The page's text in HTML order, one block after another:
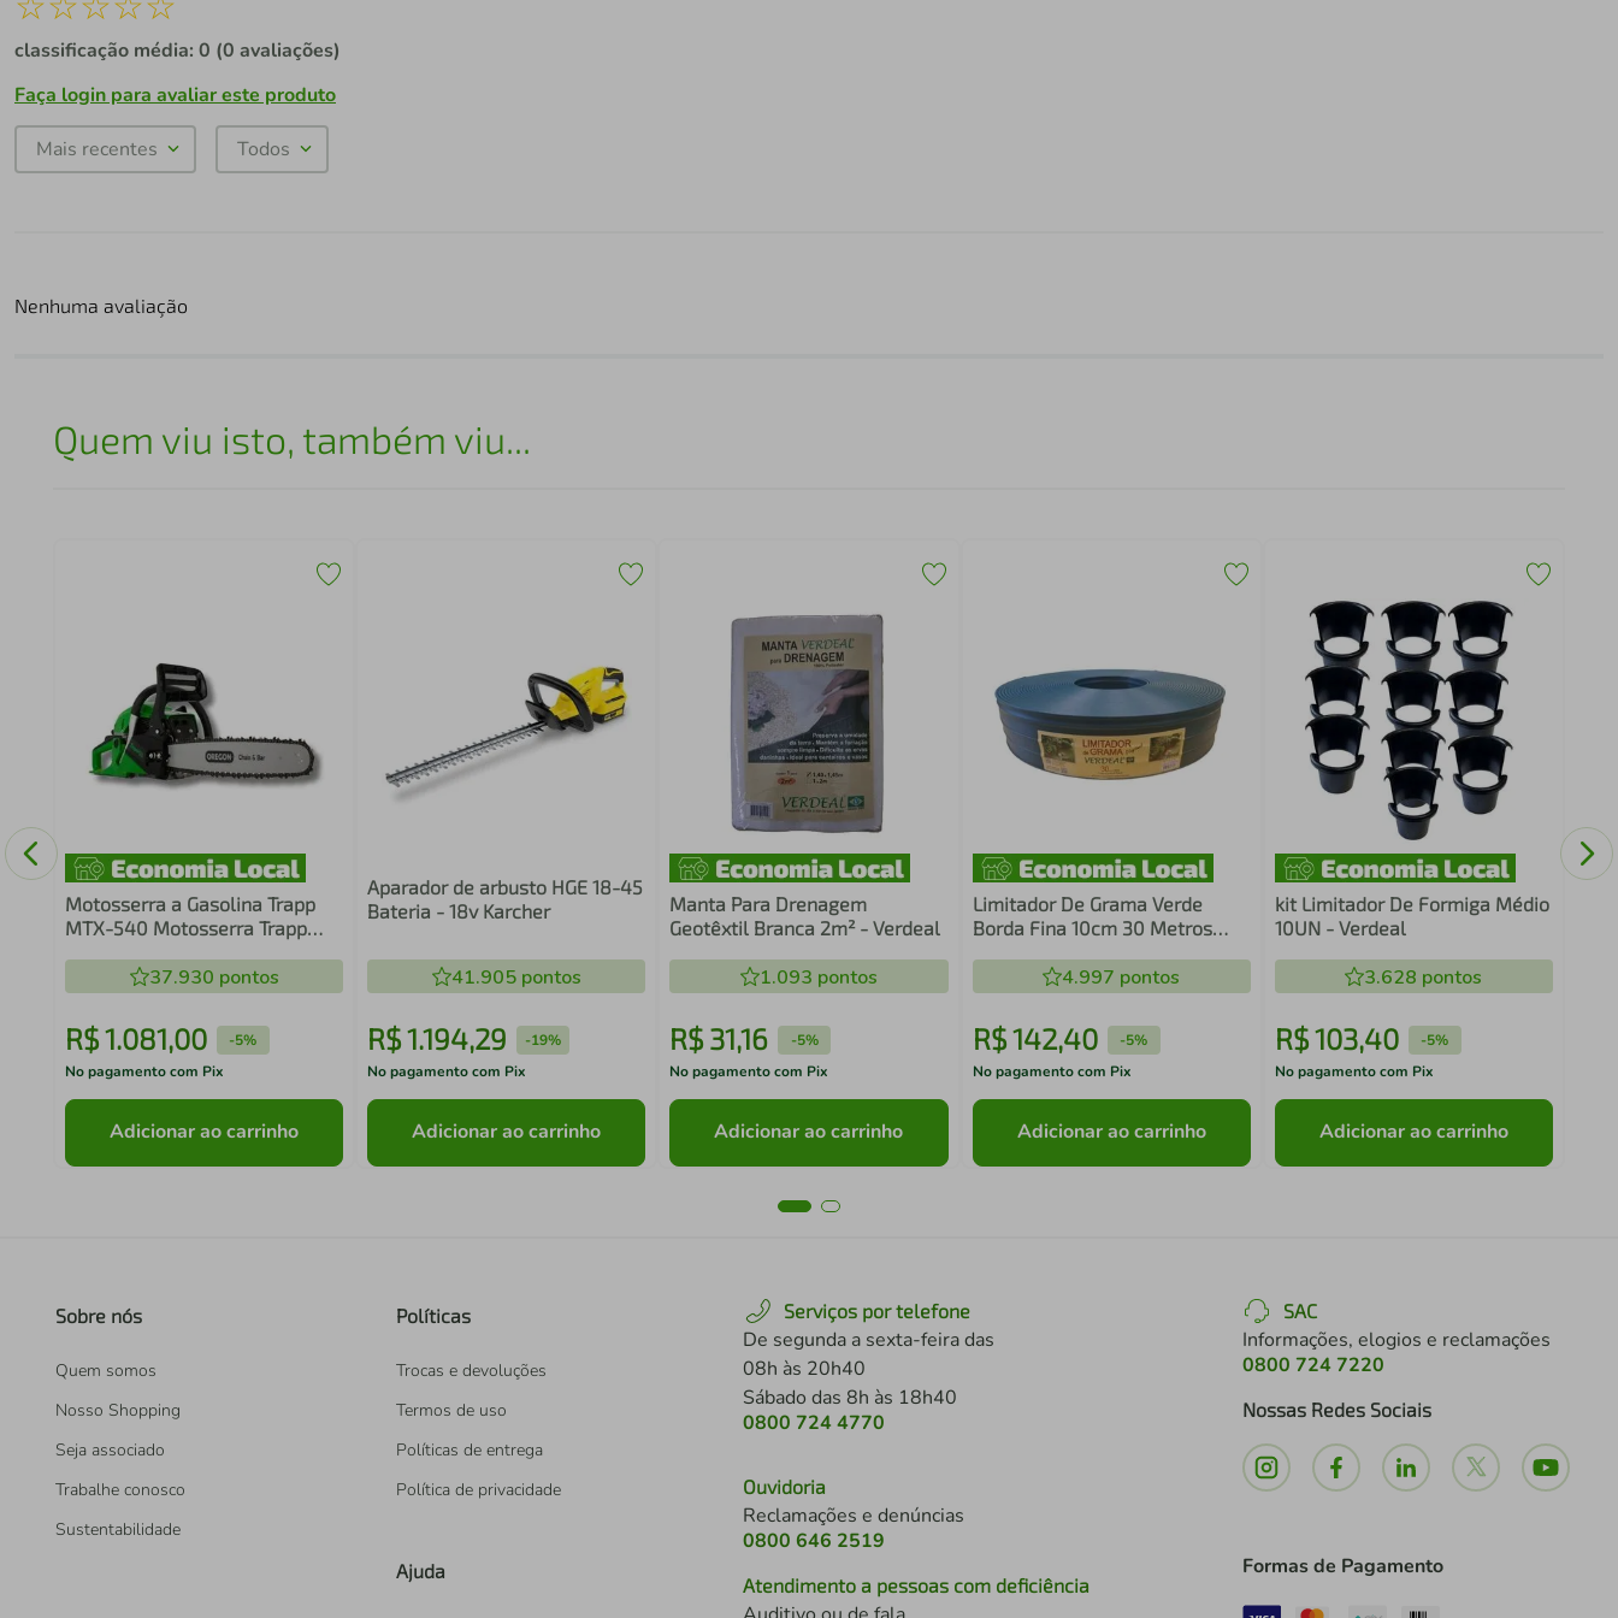
classificação média: 0 (0 avaliações)
Faça login para avaliar este produto
Mais recentes Todos
Nenhuma avaliação
Quem viu isto, também viu...
Motosserra a Gasolina Trapp
MTX-540 Motosserra Trapp
18"*393503837.930 pontos
R$1.081,00 -5%
No pagamento com Pix
Adicionar ao carrinho
Aparador de arbusto HGE 18-45
Bateria - 18v Karcher
41.905pontos
R$1.194,29 -19%
No pagamento com Pix
Adicionar ao carrinho
Manta Para Drenagem
Geotêxtil Branca 2m² - Verdeal
1.093 pontos
R$31,16 -5%
No pagamento com Pix
Adicionar ao carrinho
Limitador De Grama Verde
Borda Fina 10cm 30 Metros
4.997 pontos
R$142,40 -5%
No pagamento com Pix
Adicionar ao carrinho
kit Limitador De Formiga Médio
10UN - Verdeal
3.628 pontos
R$103,40 -5%
No pagamento com Pix
Adicionar ao carrinho
Sobre nós
Quem somos
Nosso Shopping
Seja associado
Trabalhe conosco
Sustentabilidade
Políticas
Trocas e devoluções
Termos de uso
Políticas de entrega
Política de privacidade
Ajuda
Serviços por telefone
De segunda a sexta-feira das
08h às 20h40
Sábado das 8h às 18h40
0800 724 4770
Ouvidoria
Reclamações e denúncias
0800 646 2519
Atendimento a pessoas com deficiência
SAC
Informações, elogios e reclamações
0800 724 7220
Nossas Redes Sociais
Formas de Pagamento